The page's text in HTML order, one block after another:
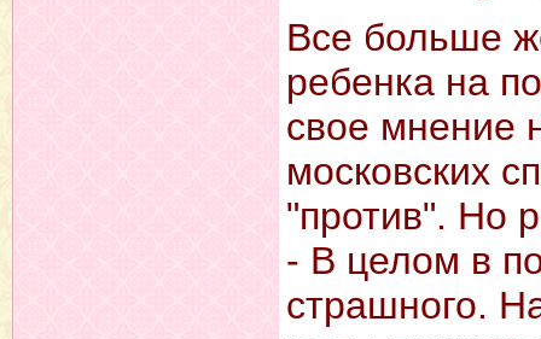
Все больше
ребенка на
свое мнение
московских
"против". Но
- В целом в
страшного.